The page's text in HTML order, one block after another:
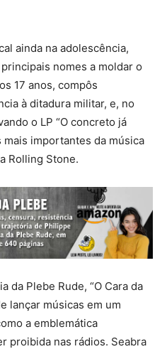
ainda na adolescência,
nomes a moldar o
17 anos, compôs
à ditadura militar, e, no
o LP “O concreto já
mais importantes da música
Rolling Stone.
da Plebe Rude, “O Cara da
lançar músicas em um
a emblemática
proibida nas rádios. Seabra